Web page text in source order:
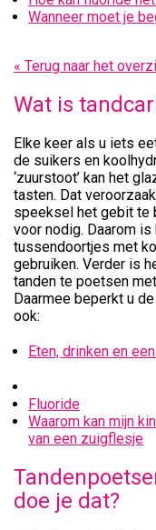
Wanneer moet je
« Terug naar het
Wat is
Elke keer als u iets
de suikers en
‘zuurstoot’ kan het
tasten. Dat
speeksel het gebit te
voor nodig. Daarom
tussen­doortjes met
gebruiken. Verder is
tanden te poetsen
Daarmee beperkt u
ook:
Eten, drinken en
Fluoride
Waarom kan mijn
van een zuigflesje
doe je dat?